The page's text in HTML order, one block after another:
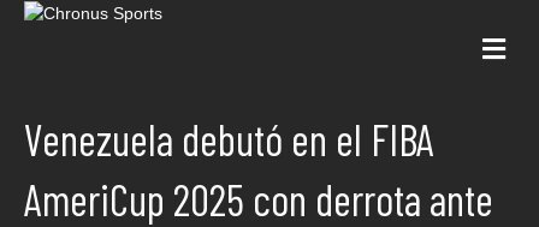
Venezuela debutó en el FIBA
AmeriCup 2025 con derrota ante